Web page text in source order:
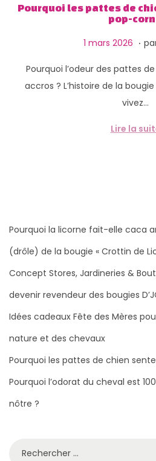
g
a
o
n
n
u
Pourquoi les pattes de
pop-corn
P
b
l
1 mars 2026
m
a
r
s
.
Pourquoi l’odeur des pattes
accros ? L’histoire de la bougie
vivez…
Lire la
Pourquoi la licorne fait-elle caca
(drôle) de la bougie « Crottin de
Concept Stores, Jardineries &
devenir revendeur des bougies
Idées cadeaux Fête des Mères
nature et des chevaux
Pourquoi les pattes de chien
Pourquoi l’odorat du cheval est
nôtre ?